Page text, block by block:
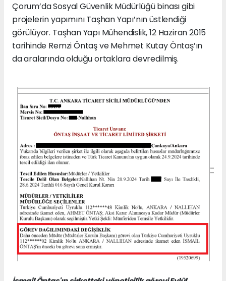
Çorum’da Sosyal Güvenlik Müdürlüğü binası gibi
projelerin yapımını Taşhan Yapı’nın üstlendiği
görülüyor. Taşhan Yapı Mühendislik, 12 Haziran 2015
tarihinde Remzi Öntaş ve Mehmet Kutay Öntaş’ın
da aralarında olduğu ortaklara devredilmiş.